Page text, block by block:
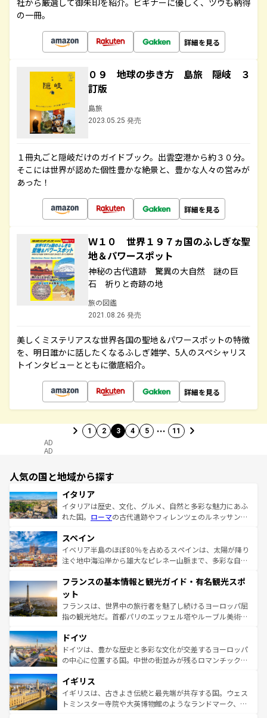
社から厳選して御朱印を紹介。ビギナーに優しく、ツウも納得
の一冊。
詳細を見る
０９ 地球の歩き方 島旅 隠岐 ３
訂版
島旅
2023.05.25 発売
１冊丸ごと隠岐だけのガイドブック。出雲空港から約３０分。
そこには世界が認めた個性豊かな絶景と、豊かな人々の営みが
あった！
詳細を見る
Ｗ１０ 世界１９７ヵ国のふしぎな聖
地＆パワースポット
神秘の古代遺跡 驚異の大自然 謎の巨
石 祈りと奇跡の地
旅の図鑑
2021.08.26 発売
美しくミステリアスな世界各国の聖地＆パワースポットの特徴
を、明日誰かに話したくなるふしぎ雑学、5人のスペシャリス
トインタビューとともに徹底紹介。
詳細を見る
1 2 3 4 5 … 11
AD
AD
人気の国と地域から探す
イタリア
イタリアは歴史、文化、グルメ、自然と多彩な魅力にあふ
れた国。 ローマの古代遺跡やフィレンツェのルネッサンス
ろん、トスカーナの美しい田園風景やアマルフィ海岸の絶
景など、自然景観も見逃せない。観光の合間には、本場の
ピザやパスタなど、絶品のイタリア料理を堪能することも
ませてくれるイタリアで、忘れられない旅をしてみよう！
なお、新着のイタリア情報は
しい。
スペイン
イベリア半島のほぼ80％を占めるスペインは、太陽が降り
注ぐ地中海沿岸から雄大なピレネー山脈まで、多彩な自然
文化が根付くこの国では、情熱的なフラメンコ、熱気あふ
れる闘牛、そして美味しいタパスが生活の一部となってい
る。首都マドリードの洗練された雰囲気や、バルセロナの
アートに溢れた街角から、地方では古代ローマ遺跡や中世
せる。地方によって風土や気候が異なるスペインはその個
性で訪れる人を魅了する。 なお、新着のスペイン情報は コ
ンテンツ一覧を参照してほしい。
フランスの基本情報と観光ガイド・有名観光スポ
ット
フランスは、世界中の旅行者を魅了し続けるヨーロッパ屈
指の観光地だ。首都パリのエッフェル塔やルーブル美術館
で、幅広い魅力が詰まっている。華麗な宮殿、歴史的な大
聖堂、美しいビーチ、そして豊かな自然が、訪れる者を心
から魅了する。また、フランスは美食の国としても知ら
いる。シャンパンの発祥地であるランス、プロヴァンスの
香り高いラベンダー畑など、多彩な楽しみ方が可能だ。さ
らに、パリ以外の地域にも魅力が溢れており、どの街角に
ドイツ
ドイツは、豊かな歴史と多彩な文化が交差するヨーロッパ
の中心に位置する国。中世の街並みが残るロマンチック街
顔を持つこの国は、どこを歩いても飽きることがない。ベ
ルリンの文化的活気、バイエルン州のアルプスの絶景、そ
してライン川沿いのワイン畑といった風景は必見。ビール
イギリス
イギリスは、古きよき伝統と最先端が共存する国。ウェス
トミンスター寺院や大英博物館のようなランドマーク、歴